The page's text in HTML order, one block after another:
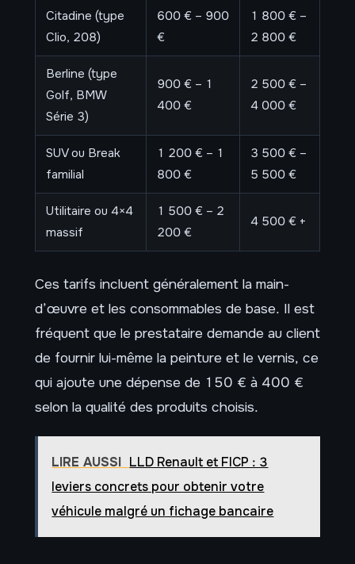
Citadine (type
Clio, 208)
600 € – 900
€
1 800 € –
2 800 €
Berline (type
Golf, BMW
Série 3)
900 € – 1
400 €
2 500 € –
4 000 €
SUV ou Break
familial
1 200 € – 1
800 €
3 500 € –
5 500 €
Utilitaire ou 4×4
massif
1 500 € – 2
200 €
4 500 € +
Ces tarifs incluent généralement la main-
d’œuvre et les consommables de base. Il est
fréquent que le prestataire demande au client
de fournir lui-même la peinture et le vernis, ce
qui ajoute une dépense de 150 € à 400 €
selon la qualité des produits choisis.
LIRE AUSSI LLD Renault et FICP : 3
leviers concrets pour obtenir votre
véhicule malgré un fichage bancaire